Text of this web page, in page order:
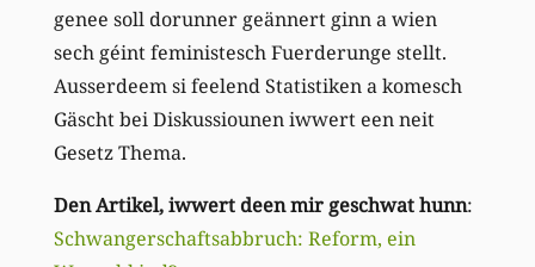
genee soll dorunner geännert ginn a wien
sech géint feministesch Fuerderunge stellt.
Ausserdeem si feelend Statistiken a komesch
Gäscht bei Diskussiounen iwwert een neit
Gesetz Thema.
Den Artikel, iwwert deen mir geschwat hunn:
Schwangerschaftsabbruch: Reform, ein